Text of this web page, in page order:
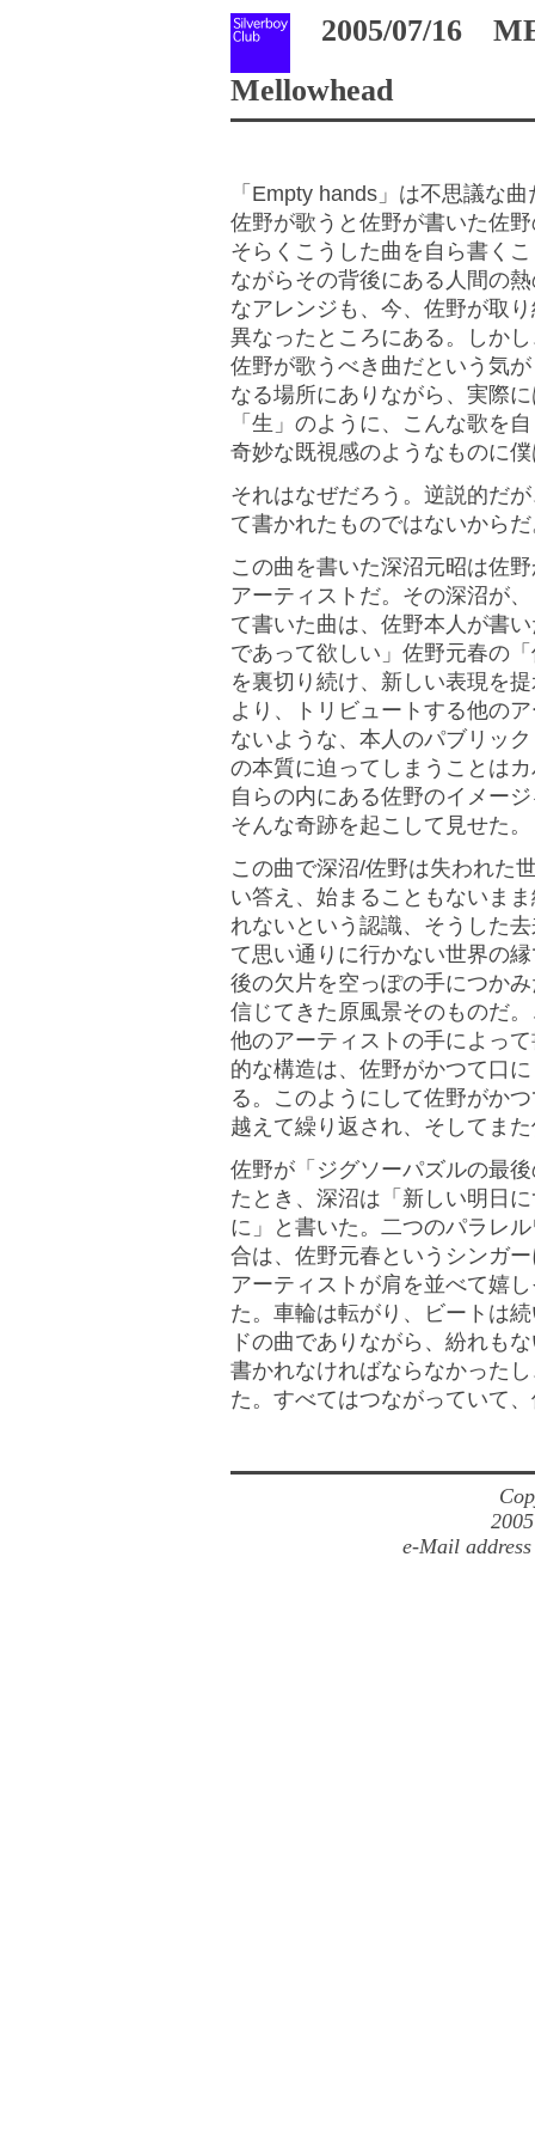
2005/07/16
Mellowhead
「Empty hands」は不思議な
佐野が歌うと佐野が書いた佐
そらくこうした曲を自ら書く
ながらその背後にある人間の
なアレンジも、今、佐野が取
異なったところにある。しか
佐野が歌うべき曲だという気
なる場所にありながら、実際
「生」のように、こんな歌を
奇妙な既視感のようなものに
それはなぜだろう。逆説的だ
て書かれたものではないから
この曲を書いた深沼元昭は佐
アーティストだ。その深沼が
て書いた曲は、佐野本人が書
であって欲しい」佐野元春の
を裏切り続け、新しい表現を
より、トリビュートする他の
ないような、本人のパブリッ
の本質に迫ってしまうことは
自らの内にある佐野のイメー
そんな奇跡を起こして見せた。
この曲で深沼/佐野は失われた
い答え、始まることもないま
れないという認識、そうした
て思い通りに行かない世界の
後の欠片を空っぽの手につか
信じてきた原風景そのものだ
他のアーティストの手によっ
的な構造は、佐野がかつて口
る。このようにして佐野がか
越えて繰り返され、そしてま
佐野が「ジグソーパズルの最
たとき、深沼は「新しい明日
に」と書いた。二つのパラレ
合は、佐野元春というシンガ
アーティストが肩を並べて嬉
た。車輪は転がり、ビートは
ドの曲でありながら、紛れも
書かれなければならなかった
た。すべてはつながっていて
e-Mail